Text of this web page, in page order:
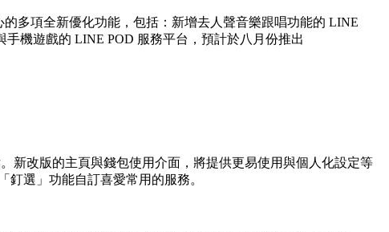
多項全新優化功能，包括：新增去人聲音樂跟唱功能的 LINE
機遊戲的 LINE POD 服務平台，預計於八月份推出
新改版的主頁與錢包使用介面，將提供更易使用與個人化設定等
「釘選」功能自訂喜愛常用的服務。